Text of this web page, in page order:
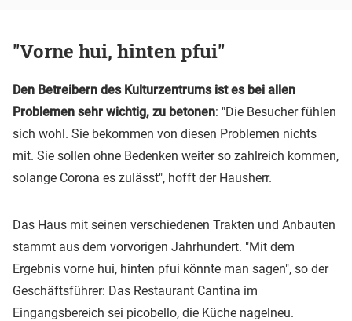
"Vorne hui, hinten pfui"
Den Betreibern des Kulturzentrums ist es bei allen
Problemen sehr wichtig, zu betonen: "Die Besucher fühlen
sich wohl. Sie bekommen von diesen Problemen nichts
mit. Sie sollen ohne Bedenken weiter so zahlreich kommen,
solange Corona es zulässt", hofft der Hausherr.
Das Haus mit seinen verschiedenen Trakten und Anbauten
stammt aus dem vorvorigen Jahrhundert. "Mit dem
Ergebnis vorne hui, hinten pfui könnte man sagen", so der
Geschäftsführer: Das Restaurant Cantina im
Eingangsbereich sei picobello, die Küche nagelneu.